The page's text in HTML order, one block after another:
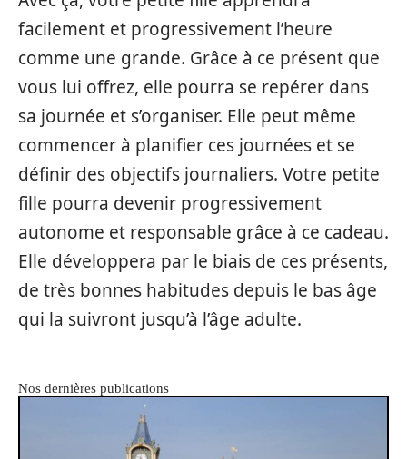
facilement et progressivement l’heure
comme une grande. Grâce à ce présent que
vous lui offrez, elle pourra se repérer dans
sa journée et s’organiser. Elle peut même
commencer à planifier ces journées et se
définir des objectifs journaliers. Votre petite
fille pourra devenir progressivement
autonome et responsable grâce à ce cadeau.
Elle développera par le biais de ces présents,
de très bonnes habitudes depuis le bas âge
qui la suivront jusqu’à l’âge adulte.
Nos dernières publications